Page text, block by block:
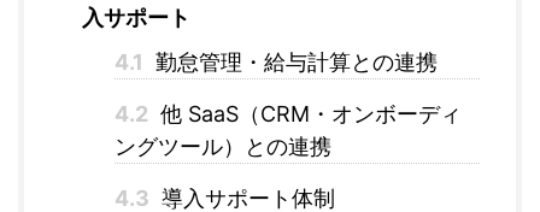
入サポート
4.1 勤怠管理・給与計算との連携
4.2 他 SaaS（CRM・オンボーディ
ングツール）との連携
4.3 導入サポート体制